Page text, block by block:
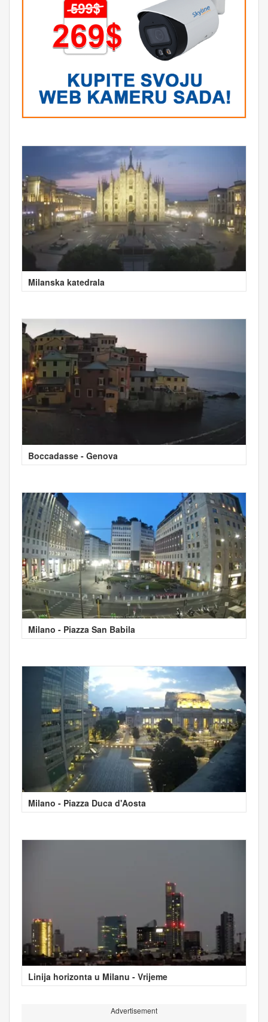
Milanska katedrala
Boccadasse - Genova
Milano - Piazza San Babila
Milano - Piazza Duca d'Aosta
Linija horizonta u Milanu - Vrijeme
Advertisement